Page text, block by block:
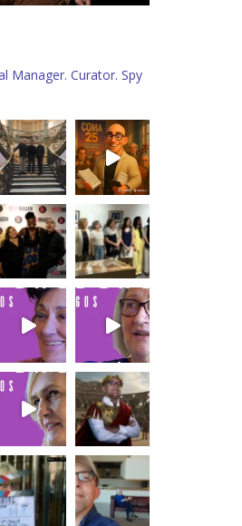
Manager. Curator. Spy